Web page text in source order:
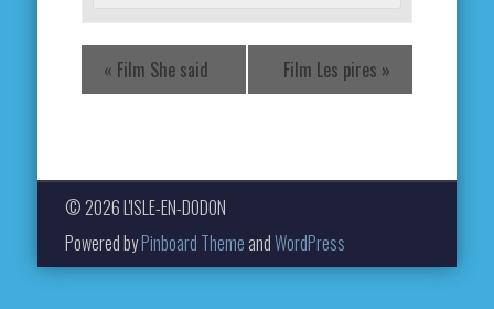
« Film She said Film Les pires »
© 2026 L'ISLE-EN-DODON
Powered byPinboard Theme andWordPress